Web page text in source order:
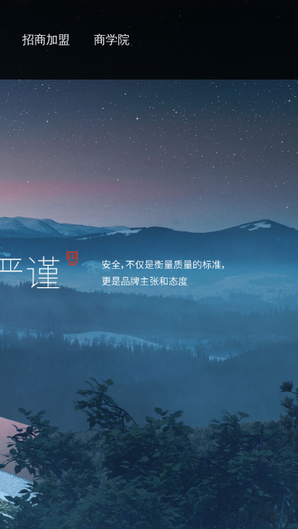
招商加盟 商学院